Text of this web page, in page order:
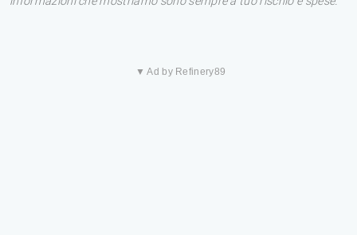
▼ Ad by Refinery89